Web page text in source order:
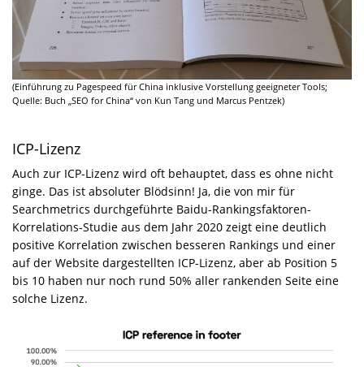
(Einführung zu Pagespeed für China inklusive Vorstellung geeigneter Tools;
Quelle: Buch „SEO for China“ von Kun Tang und Marcus Pentzek)
ICP-Lizenz
Auch zur ICP-Lizenz wird oft behauptet, dass es ohne nicht
ginge. Das ist absoluter Blödsinn! Ja, die von mir für
Searchmetrics durchgeführte Baidu-Rankingsfaktoren-
Korrelations-Studie aus dem Jahr 2020 zeigt eine deutlich
positive Korrelation zwischen besseren Rankings und einer
auf der Website dargestellten ICP-Lizenz, aber ab Position 5
bis 10 haben nur noch rund 50% aller rankenden Seite eine
solche Lizenz.